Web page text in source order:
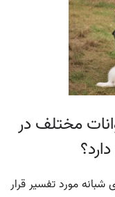
مختلف در
مورد تفسیر قرار